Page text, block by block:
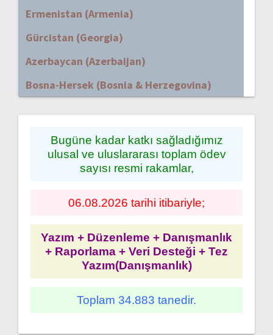
Ermenistan (Armenia)
Gürcistan (Georgia)
Azerbaycan (Azerbaijan)
Bosna-Hersek (Bosnia & Herzegovina)
Bugüne kadar katkı sağladığımız
ulusal ve uluslararası toplam ödev
sayısı resmi rakamlar,
06.08.2026 tarihi itibariyle;
Yazım + Düzenleme + Danışmanlık
+ Raporlama + Veri Desteği + Tez
Yazım(Danışmanlık)
Toplam 34.883 tanedir.